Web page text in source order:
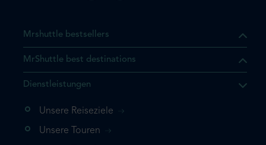
dass sich das Produkt, das
Warenkorb befindet.
einmal hinzufügen
Mrshuttle bestsellers
MrShuttle best destinations
Dienstleistungen
Unsere Reiseziele
Unsere Touren